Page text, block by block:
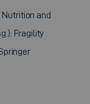
Nutrition and
Fragility